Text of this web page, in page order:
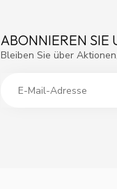
ABONNIEREN SIE
Bleiben Sie über